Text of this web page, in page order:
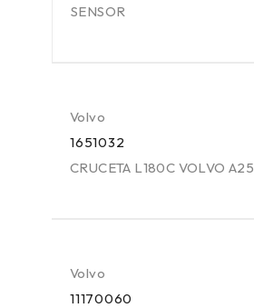
SENSOR
Volvo
1651032
CRUCETA L180C VOLVO A25
Volvo
11170060